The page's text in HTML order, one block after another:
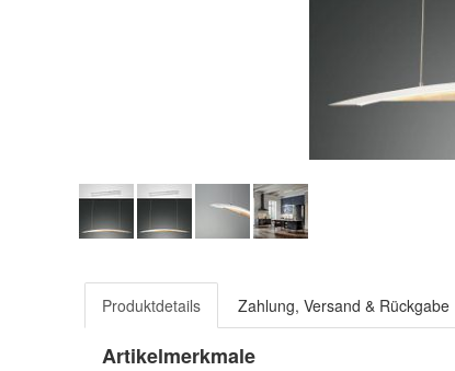
Produktdetails Zahlung, Versand & Rückgabe
Artikelmerkmale